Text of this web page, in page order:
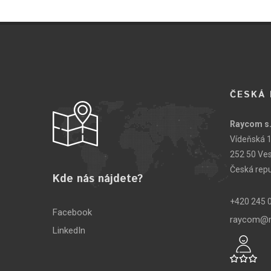
Kde nás nájdete?
Facebook
LinkedIn
ČESKÁ
Raycom
Vídeňská
252 50
Česká
+420 245